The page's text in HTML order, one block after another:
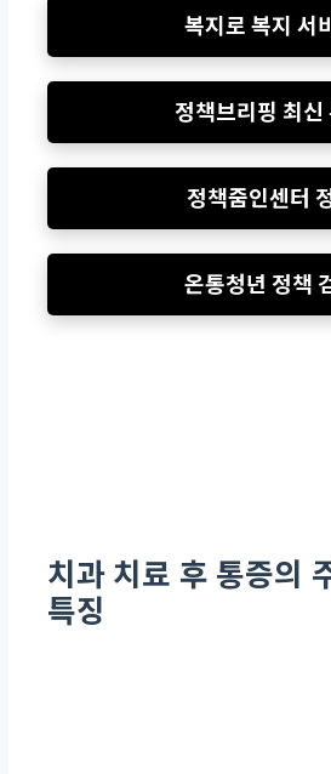
복지로 복지 서
정책브리핑 최신
정책줌인센터
온통청년 정책
치과 치료 후 통증의
특징